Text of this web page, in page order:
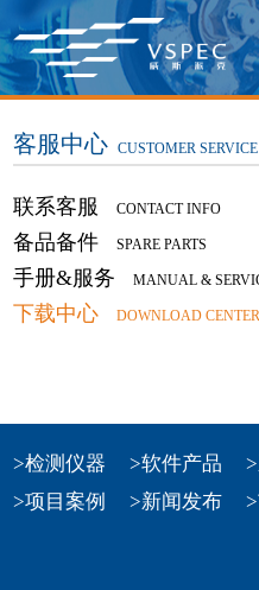
客服中心 CUSTOMER SERVICE
联系客服 CONTACT INFO
备品备件 SPARE PARTS
手册&服务 MANUAL &
下载中心 DOWNLOAD CENTER
>检测仪器 >软件产品
>项目案例
>新闻发布